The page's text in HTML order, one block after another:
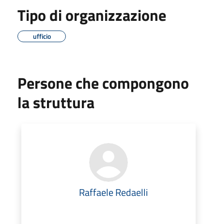
Tipo di organizzazione
ufficio
Persone che compongono
la struttura
Raffaele Redaelli